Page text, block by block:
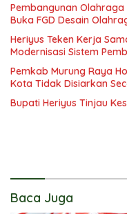
Pembangunan
Buka FGD Desain
Heriyus Teken Kerja
Modernisasi Sistem
Pemkab Murung Raya
Kota Tidak Disiarkan
Bupati Heriyus Tinjau
Baca Juga